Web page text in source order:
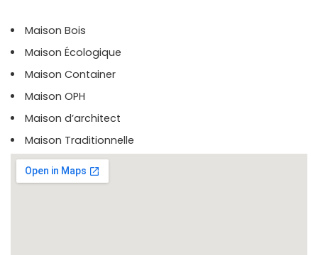
Maison Bois
Maison Écologique
Maison Container
Maison OPH
Maison d’architect
Maison Traditionnelle